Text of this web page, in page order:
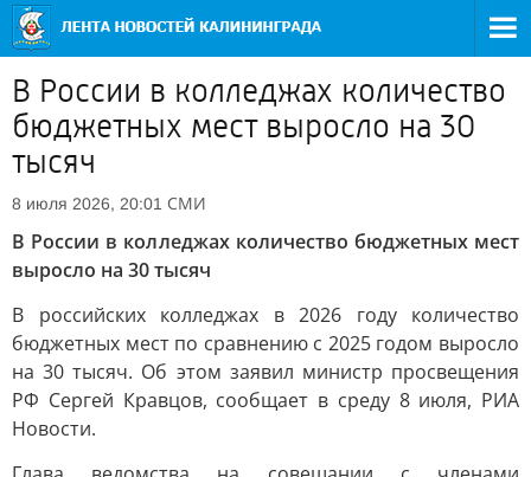
В России в колледжах количество
бюджетных мест выросло на 30
тысяч
8 июля 2026, 20:01 СМИ
В России в колледжах количество бюджетных мест
выросло на 30 тысяч
В российских колледжах в 2026 году количество
бюджетных мест по сравнению с 2025 годом выросло
на 30 тысяч. Об этом заявил министр просвещения
РФ Сергей Кравцов, сообщает в среду 8 июля, РИА
Новости.